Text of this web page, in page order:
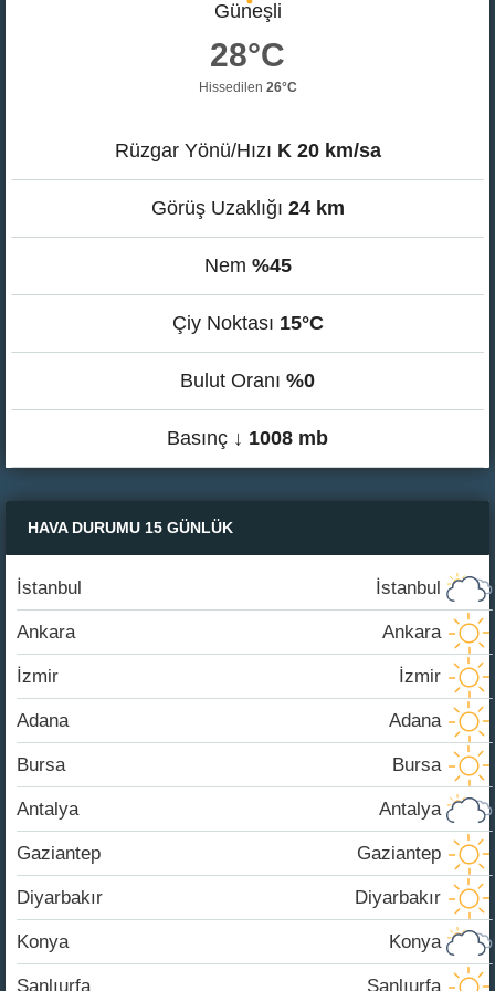
Güneşli
28°C
Hissedilen 26°C
Rüzgar Yönü/Hızı K 20 km/sa
Görüş Uzaklığı 24 km
Nem %45
Çiy Noktası 15°C
Bulut Oranı %0
Basınç ↓ 1008 mb
HAVA DURUMU 15 GÜNLÜK
İstanbul İstanbul
Ankara Ankara
İzmir İzmir
Adana Adana
Bursa Bursa
Antalya Antalya
Gaziantep Gaziantep
Diyarbakır Diyarbakır
Konya Konya
Şanlıurfa Şanlıurfa